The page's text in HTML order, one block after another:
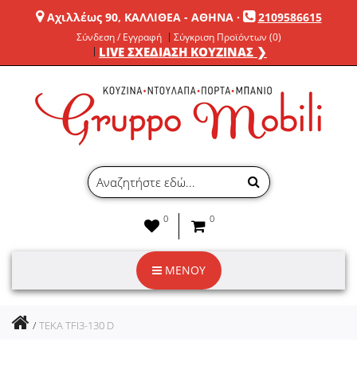
Αχιλλέως 90, ΚΑΛΛΙΘΕΑ - ΑΘΗΝΑ· 2109586615
Σύνδεση / Εγγραφή Σύγκριση Προϊόντων (0)
LIVE ΣΧΕΔΙΑΣΗ ΚΟΥΖΙΝΑΣ ❯
0 0
ΜΕΝΟΥ
TEKA TFI3-130 D